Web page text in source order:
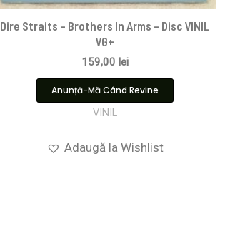
Dire Straits ‎– Brothers In Arms – Disc VINIL
VG+
159,00 lei
Anunță-Mă Când Revine
VINIL
Adaugă la Wishlist